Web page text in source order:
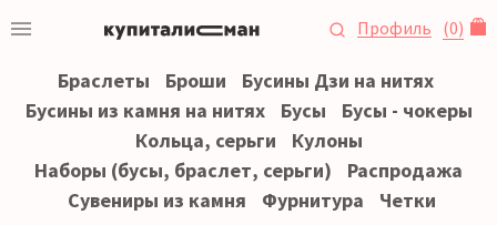
Профиль (0)
Браслеты Броши
Бусины Дзи на нитях
Бусины из камня на нитях
Бусы
Бусы - чокеры
Кольца, серьги
Кулоны
Наборы (бусы, браслет, серьги)
Распродажа
Сувениры из камня
Фурнитура Четки